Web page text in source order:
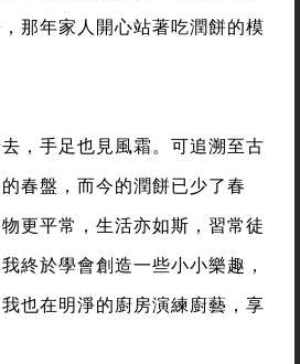
那年家人開心站著吃潤餅的模
，手足也見風霜。可追溯至古
春盤，而今的潤餅已少了春
更平常，生活亦如斯，習常徒
終於學會創造一些小小樂趣，
也在明淨的廚房演練廚藝，享